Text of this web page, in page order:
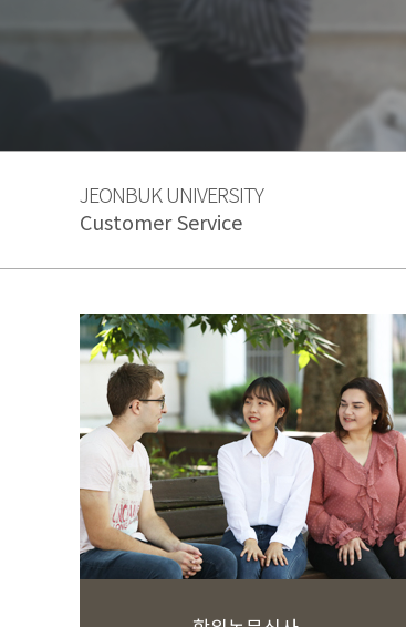
JEONBUK UNIVERSITY
Customer Service